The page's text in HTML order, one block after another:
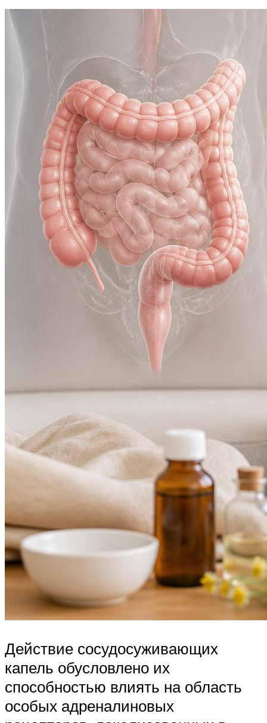
Действие сосудосуживающих
капель обусловлено их
способностью влиять на область
особых адреналиновых